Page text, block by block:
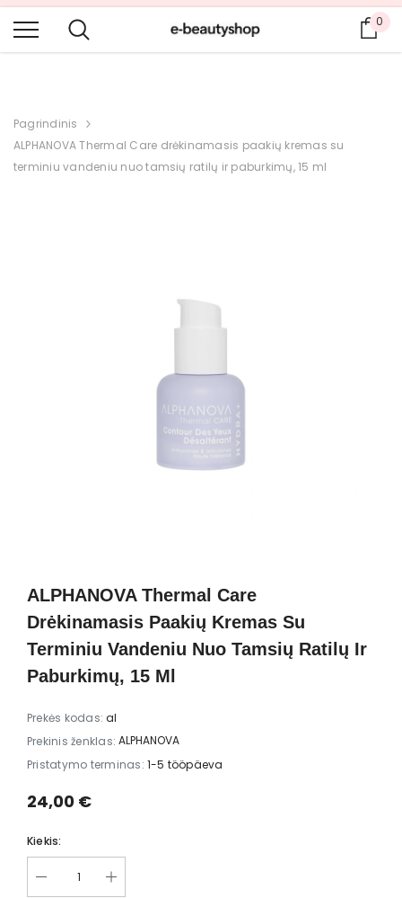
DAR DAUGIAU PRODUKTŲ IR PLATESNIS PASIRINKIMAS ANGLŲ IR
RUSŲ KALBOMIS.
0
Pagrindinis
ALPHANOVA Thermal Care drėkinamasis paakių kremas su
terminiu vandeniu nuo tamsių ratilų ir paburkimų, 15 ml
ALPHANOVA Thermal Care
Drėkinamasis Paakių Kremas Su
Terminiu Vandeniu Nuo Tamsių Ratilų Ir
Paburkimų, 15 Ml
Prekės kodas: al
Prekinis ženklas: ALPHANOVA
Pristatymo terminas: 1-5 tööpäeva
24,00 €
Kiekis:
alessandro Striplac Thomas
Rath 2x8ml – Raudonas ir
rudas Striplac lakai
23,00 €